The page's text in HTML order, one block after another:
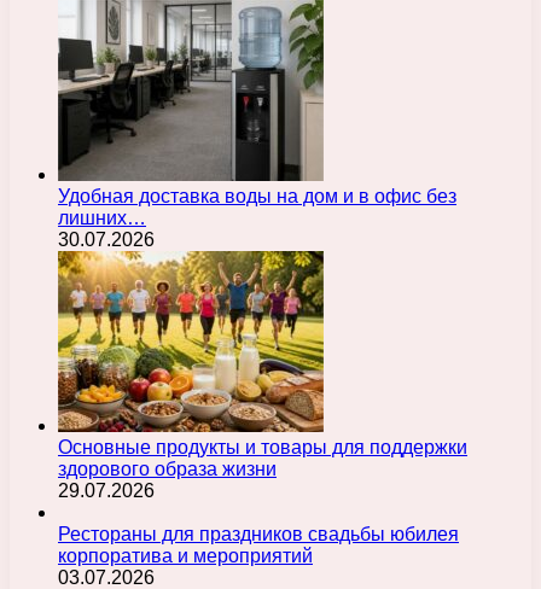
Удобная доставка воды на дом и в офис без
лишних…
30.07.2026
Основные продукты и товары для поддержки
здорового образа жизни
29.07.2026
Рестораны для праздников свадьбы юбилея
корпоратива и мероприятий
03.07.2026